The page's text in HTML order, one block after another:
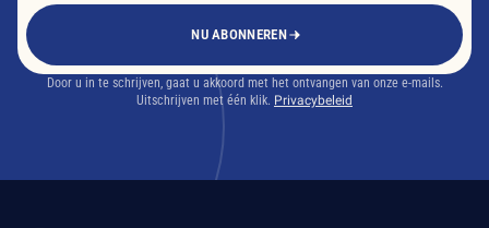
NU ABONNEREN
Door u in te schrijven, gaat u akkoord met het ontvangen van onze e-mails.
Uitschrijven met één klik. Privacybeleid